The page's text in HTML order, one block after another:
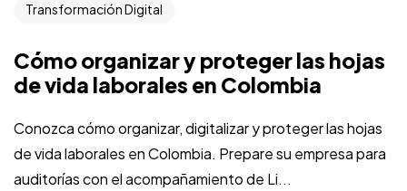
Transformación Digital
Cómo organizar y proteger las hojas
de vida laborales en Colombia
Conozca cómo organizar, digitalizar y proteger las hojas
de vida laborales en Colombia. Prepare su empresa para
auditorías con el acompañamiento de Li...